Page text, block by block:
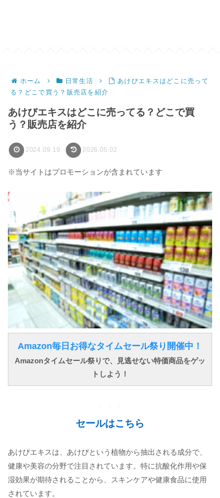
ホーム 日常生活
あけびエキスはどこに売って
る？どこで買う？販売店を紹介
あけびエキスはどこに売ってる？どこで買
う？販売店を紹介
2024.09.19 2026.05.02
※当サイトはプロモーションが含まれています
Amazon毎日お得なタイムセール祭り開催中！
Amazonタイムセール祭りで、見逃せない特価商品をゲッ
トしよう！
セールはこちら
あけびエキスは、あけびという植物から抽出される成分で、
健康や美容の分野で注目されています。特に抗酸化作用や保
湿効果が期待されることから、スキンケアや健康食品に使用
されています。